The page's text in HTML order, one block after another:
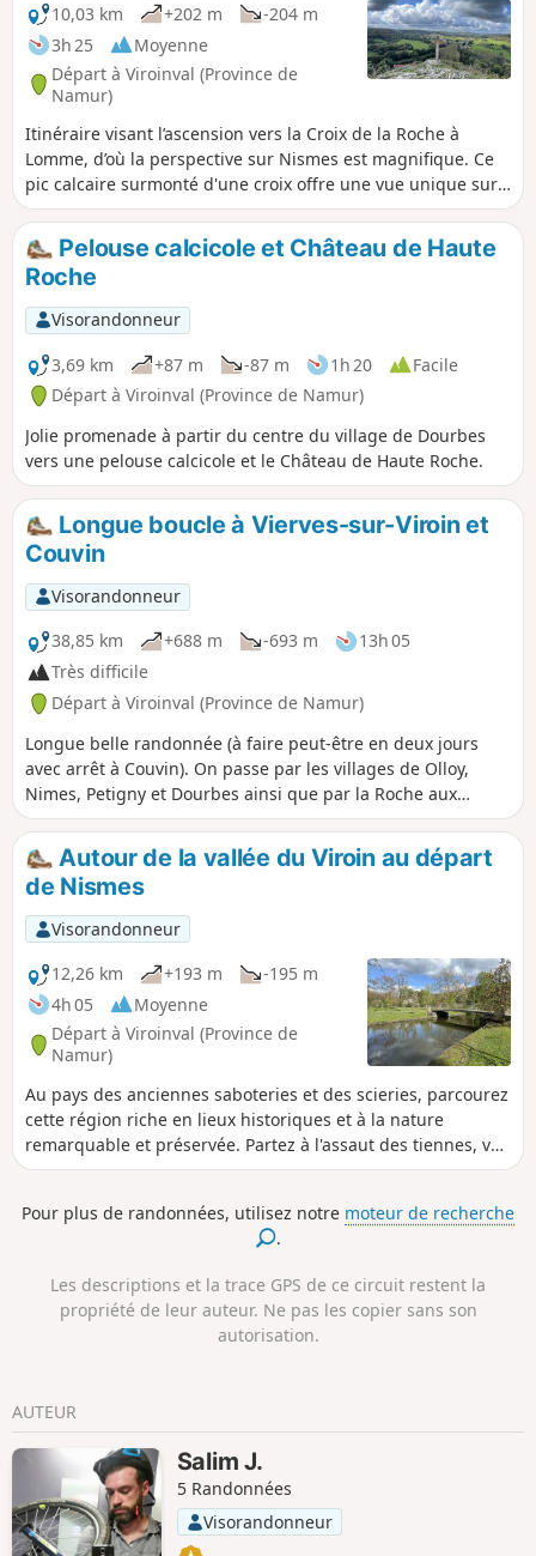
10,03 km
+202 m
-204 m
3h 25
Moyenne
Départ à Viroinval (Province de
Namur)
Itinéraire visant l’ascension vers la Croix de la Roche à
Lomme, d’où la perspective sur Nismes est magnifique. Ce
pic calcaire surmonté d'une croix offre une vue unique sur
la vallée du Viroin. La Roche à Lomme est connue au-delà
des frontières pour sa grande valeur biologique. Le versant
rocheux situé au Sud-Est couvert d'une flore aux teintes
méditerranéennes, rehaussée par la présence abondante
de buis.
Pelouse calcicole et Château de Haute
Roche
Visorandonneur
3,69 km
+87 m -87 m 1h 20
Facile
Départ à Viroinval (Province de Namur)
Jolie promenade à partir du centre du village de Dourbes
vers une pelouse calcicole et le Château de Haute Roche.
Longue boucle à Vierves-sur-Viroin et
Couvin
Visorandonneur
38,85 km
+688 m -693 m
13h 05
Très difficile
Départ à Viroinval (Province de Namur)
Longue belle randonnée (à faire peut-être en deux jours
avec arrêt à Couvin). On passe par les villages de Olloy,
Nimes, Petigny et Dourbes ainsi que par la Roche aux
Faucons, la Fondry des Aigles et la Roche à Lomme.
Autour de la vallée du Viroin au départ
de Nismes
Visorandonneur
12,26 km
+193 m
-195 m
4h 05
Moyenne
Départ à Viroinval (Province de
Namur)
Au pays des anciennes saboteries et des scieries, parcourez
cette région riche en lieux historiques et à la nature
remarquable et préservée. Partez à l'assaut des tiennes, vos
efforts seront récompensés par de somptueux paysages et
Dourbes et de Nismes. L'Eau Blanche tire son nom des
boues crayeuses qu'elle charrie, l'Eau Noire vient
d'eau se rejoignent et forment le Viroin.
Pour plus de randonnées, utilisez notre moteur de recherche
.
Les descriptions et la trace GPS de ce circuit restent la
propriété de leur auteur. Ne pas les copier sans son
autorisation.
AUTEUR
Salim J.
5 Randonnées
Visorandonneur